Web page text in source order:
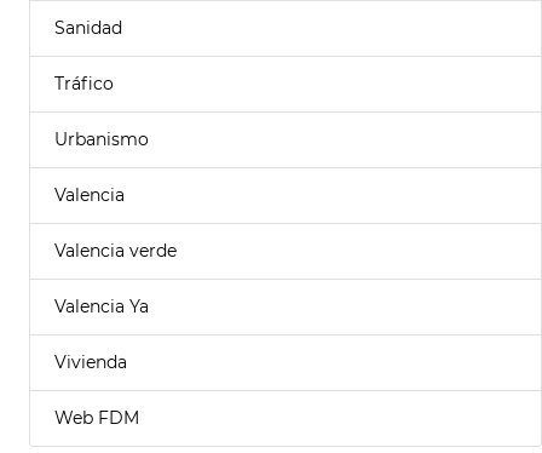
Sanidad
Tráfico
Urbanismo
Valencia
Valencia verde
Valencia Ya
Vivienda
Web FDM